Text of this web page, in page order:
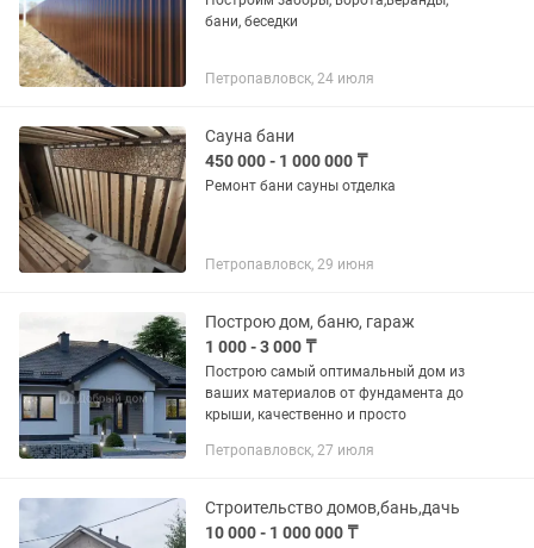
бани, беседки
Петропавловск, 24 июля
Сауна бани
450 000 - 1 000 000 ₸
Ремонт бани сауны отделка
Петропавловск, 29 июня
Построю дом, баню, гараж
1 000 - 3 000 ₸
Построю самый оптимальный дом из
ваших материалов от фундамента до
крыши, качественно и просто
Петропавловск, 27 июля
Строительство домов,бань,дачь
10 000 - 1 000 000 ₸